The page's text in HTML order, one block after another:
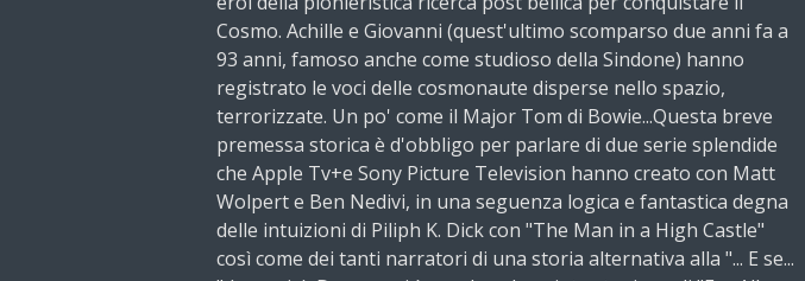
Cosmo. Achille e Giovanni (quest'ultimo scomparso due anni fa a
93 anni, famoso anche come studioso della Sindone) hanno
registrato le voci delle cosmonaute disperse nello spazio,
terrorizzate. Un po' come il Major Tom di Bowie...Questa breve
premessa storica è d'obbligo per parlare di due serie splendide
che Apple Tv+e Sony Picture Television hanno creato con Matt
Wolpert e Ben Nedivi, in una seguenza logica e fantastica degna
delle intuizioni di Piliph K. Dick con "The Man in a High Castle"
così come dei tanti narratori di una storia alternativa alla "... E se...